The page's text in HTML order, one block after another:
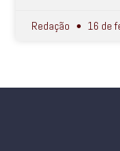
Redação 16 de